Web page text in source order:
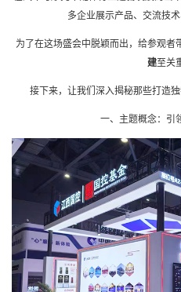
多企业展示产品、交流技
为了在这场盛会中脱颖而出，给参观者
建至关
接下来，让我们深入揭秘那些打造独
一、主题概念：引